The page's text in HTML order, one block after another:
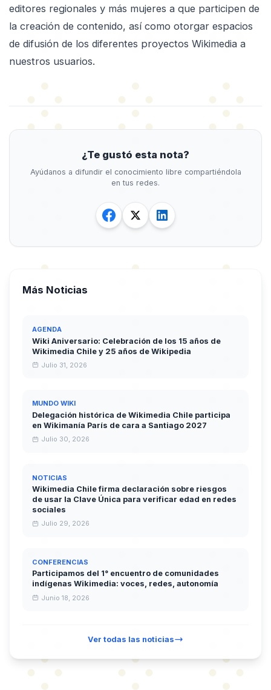
editores regionales y más mujeres a que participen de
la creación de contenido, así como otorgar espacios
de difusión de los diferentes proyectos Wikimedia a
nuestros usuarios.
¿Te gustó esta nota?
Ayúdanos a difundir el conocimiento libre compartiéndola
en tus redes.
Más Noticias
AGENDA
Wiki Aniversario: Celebración de los 15 años de
Wikimedia Chile y 25 años de Wikipedia
Julio 31, 2026
MUNDO WIKI
Delegación histórica de Wikimedia Chile participa
en Wikimanía París de cara a Santiago 2027
Julio 30, 2026
NOTICIAS
Wikimedia Chile firma declaración sobre riesgos
de usar la Clave Única para verificar edad en redes
sociales
Julio 29, 2026
CONFERENCIAS
Participamos del 1° encuentro de comunidades
indígenas Wikimedia: voces, redes, autonomía
Junio 18, 2026
Ver todas las noticias